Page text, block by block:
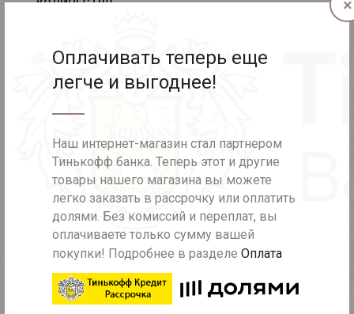
Оплачивать теперь еще
легче и выгоднее!
Наш интернет-магазин стал партнером
Тинькофф банка. Теперь этот и другие
товары нашего магазина вы можете
легко заказать в рассрочку или оплатить
долями. Без комиссий и переплат, вы
оплачиваете только сумму вашей
покупки! Подробнее в разделе Оплата
×
КОЛИЧЕСТВО
помощьюТинькофф рассрочки или оплатить долями
Без переплат!
ВОЗНИКЛИ ВОПРОСЫ ИЛИ СЛОЖНОСТИ?
8 (812) 981-93-34